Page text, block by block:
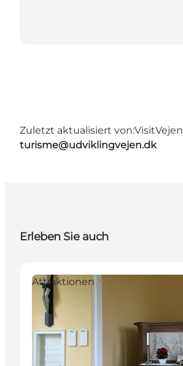
Zuletzt aktualisiert von:VisitVejen
turisme@udviklingvejen.dk
Erleben Sie auch
Attraktionen